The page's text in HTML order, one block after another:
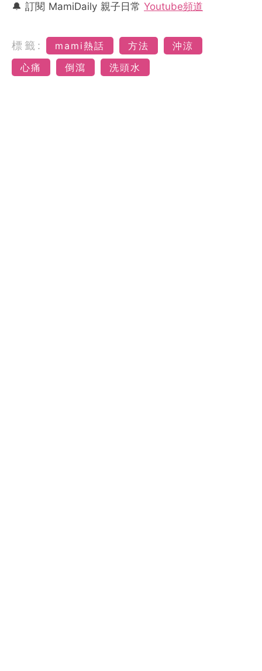
🔔 訂閱 MamiDaily 親子日常 Youtube頻道
標籤: mami熱話 方法
沖涼
心痛
倒瀉 洗頭水